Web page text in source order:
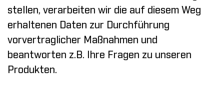
stellen, verarbeiten wir die auf diesem Weg
erhaltenen Daten zur Durchführung
vorvertraglicher Maßnahmen und
beantworten z.B. Ihre Fragen zu unseren
Produkten.